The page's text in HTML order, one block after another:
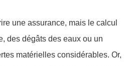
une assurance, mais le calcul
des dégâts des eaux ou un
matérielles considérables. Or,